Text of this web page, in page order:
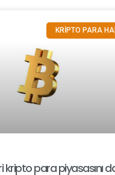
KRİPTO PARA
kripto para piyasasını